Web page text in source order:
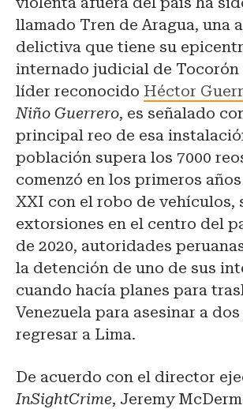
llamado Tren de Aragua, una
delictiva que tiene su
internado judicial de Tocorón
líder reconocido Héctor
Niño Guerrero, es señalado
principal reo de esa
población supera los 7000
comenzó en los primeros
XXI con el robo de vehículos,
extorsiones en el centro del
de 2020, autoridades
la detención de uno de sus
cuando hacía planes para
Venezuela para asesinar a
regresar a Lima.
De acuerdo con el director
InSightCrime, Jeremy